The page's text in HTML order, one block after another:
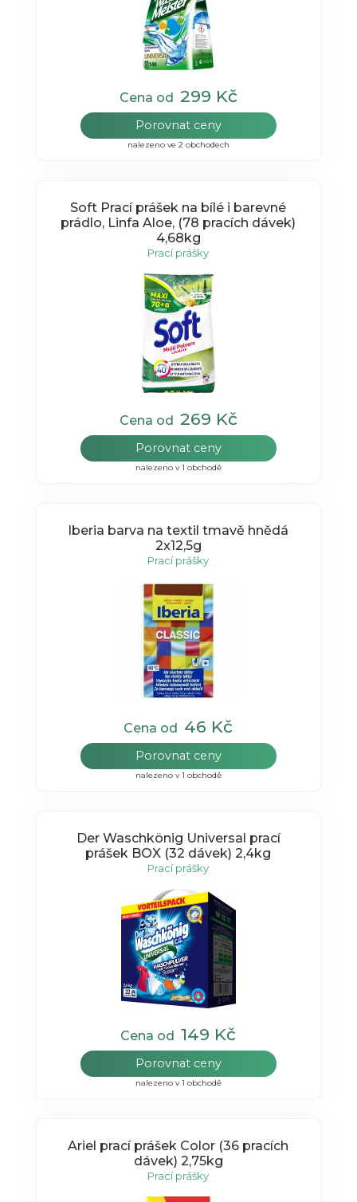
Cena od 299 Kč
Porovnat ceny
nalezeno ve 2 obchodech
Soft Prací prášek na bílé i barevné
prádlo, Linfa Aloe, (78 pracích dávek)
4,68kg
Prací prášky
Cena od 269 Kč
Porovnat ceny
nalezeno v 1 obchodě
Iberia barva na textil tmavě hnědá
2x12,5g
Prací prášky
Cena od 46 Kč
Porovnat ceny
nalezeno v 1 obchodě
Der Waschkönig Universal prací
prášek BOX (32 dávek) 2,4kg
Prací prášky
Cena od149 Kč
Porovnat ceny
nalezeno v 1 obchodě
Ariel prací prášek Color (36 pracích
dávek) 2,75kg
Prací prášky